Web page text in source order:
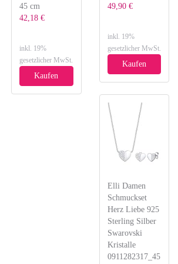
45 cm
42,18 €
inkl. 19%
gesetzlicher MwSt.
Kaufen
49,90 €
inkl. 19%
gesetzlicher MwSt.
Kaufen
Elli Damen
Schmuckset
Herz Liebe 925
Sterling Silber
Swarovski
Kristalle
0911282317_45